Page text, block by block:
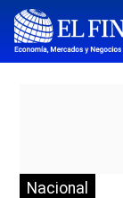
Nacional